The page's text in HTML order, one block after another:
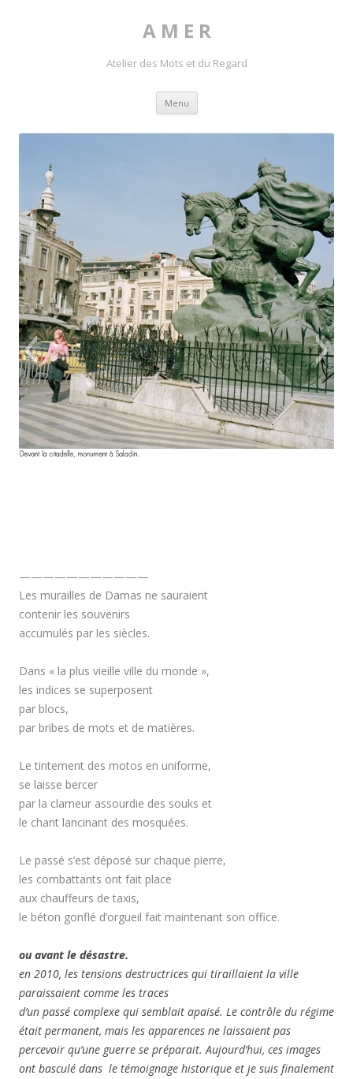
A M E R
Atelier des Mots et du Regard
Menu Skip to content
damas2010_21
damas2010_25
damas2010_32
damas2010_35
damas2010_41
damas2010_40
damas2010_42
damas2010_44
———————————
Les murailles de Damas ne sauraient
contenir les souvenirs
accumulés par les siècles.
Dans « la plus vieille ville du monde »,
les indices se superposent
par blocs,
par bribes de mots et de matières.
Le tintement des motos en uniforme,
se laisse bercer
par la clameur assourdie des souks et
le chant lancinant des mosquées.
Le passé s’est déposé sur chaque pierre,
les combattants ont fait place
aux chauffeurs de taxis,
le béton gonflé d’orgueil fait maintenant son office.
ou avant le désastre.
en 2010, les tensions destructrices qui tiraillaient la ville
paraissaient comme les traces
d’un passé complexe qui semblait apaisé. Le contrôle du régime
était permanent, mais les apparences ne laissaient pas
percevoir qu’une guerre se préparait. Aujourd’hui, ces images
ont basculé dans le témoignage historique et je suis finalement